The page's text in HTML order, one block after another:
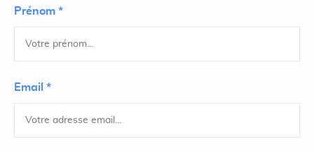
Prénom *
Email *